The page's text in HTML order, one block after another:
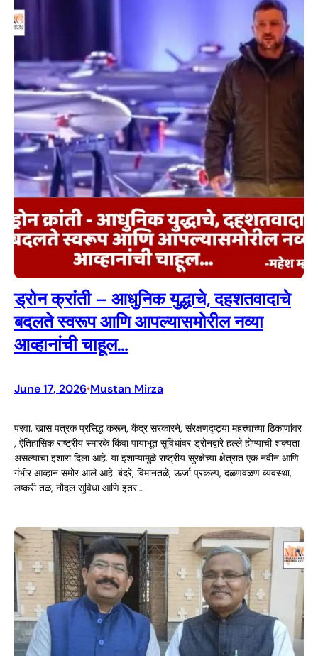
ड्रोन क्रांती – आधुनिक युद्धाचे, दहशतवादाचे
बदलते स्वरूप आणि आपल्यासमोरील नव्या
आव्हानांची चाहूल…
June 17, 2026•Mustan Mirza
परवा, खास पत्रक प्रसिद्ध करून, केंद्र सरकारने, संरक्षणदृष्ट्या महत्त्वाच्या ठिकाणांवर
, ऐतिहासिक राष्ट्रीय स्मारके किंवा पायाभूत सुविधांवर ड्रोनद्वारे हल्ले होण्याची शक्यता
असल्याचा इशारा दिला आहे. या इशाऱ्यामुळे राष्ट्रीय सुरक्षेच्या क्षेत्रात एक नवीन आणि
गंभीर आव्हान समोर आले आहे. बंदरे, विमानतळे, ऊर्जा प्रकल्प, दळणवळण व्यवस्था,
लष्करी तळ, नौदल सुविधा आणि इतर…